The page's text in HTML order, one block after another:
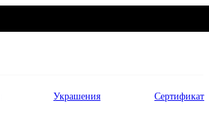
Украшения Сертификат